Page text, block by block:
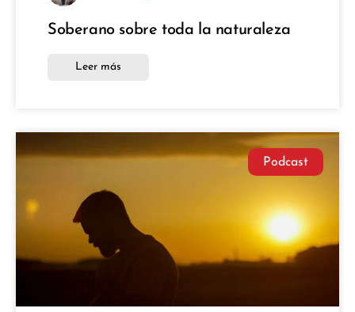
Soberano sobre toda la naturaleza
Leer más
Podcast